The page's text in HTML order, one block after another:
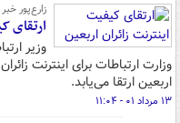
زارع‌پور خبر
ارتقای
وزیر
وزارت ارتباطات برای اینترنت
اربعین ارتقا می‌یابد.
۱۳ مرداد ۰۱ - ۱۱:۰۴